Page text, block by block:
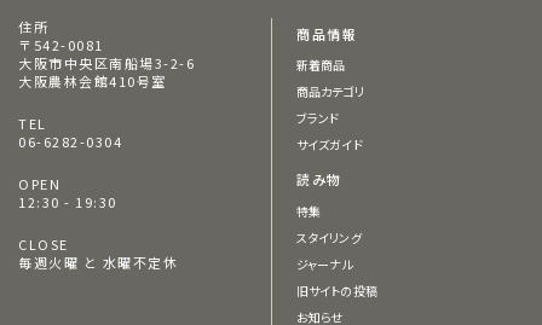
住所
〒542-0081
大阪市中央区南船場3-2-6
大阪農林会館410号室
TEL
06-6282-0304
OPEN
12:30 - 19:30
CLOSE
毎週火曜 と 水曜不定休
商品情報
新着商品
商品カテゴリ
ブランド
サイズガイド
読み物
特集
スタイリング
ジャーナル
旧サイトの投稿
お知らせ